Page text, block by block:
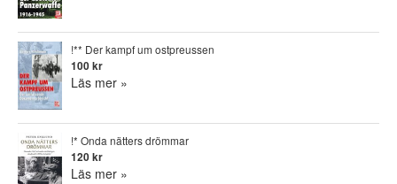
!** Der kampf um ostpreussen
100 kr
Läs mer »
!* Onda nätters drömmar
120 kr
Läs mer »